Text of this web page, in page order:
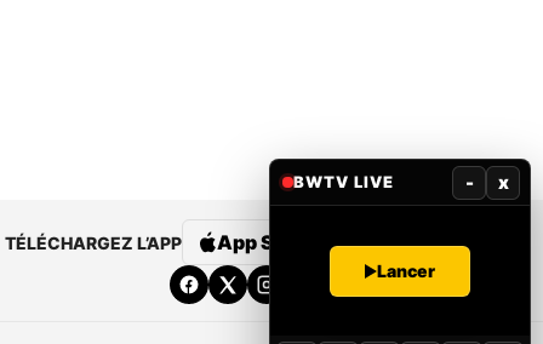
TÉLÉCHARGEZ L’APP App Store Google Play
BWTV LIVE - x
Lancer